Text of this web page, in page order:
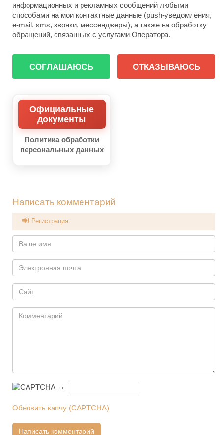
информационных и рекламных сообщений любыми
способами на мои контактные данные (push-уведомления,
e-mail, sms, звонки, мессенджеры), а также на обработку
обращений, связанных с услугами Оператора.
СОГЛАШАЮСЬ ОТКАЗЫВАЮСЬ
Официальные
документы
Политика обработки
персональных данных
Написать комментарий
Регистрация
→
Обновить капчу (CAPTCHA)